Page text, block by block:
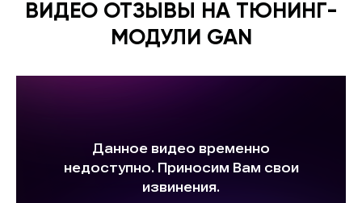
ВИДЕО ОТЗЫВЫ НА ТЮНИНГ-
МОДУЛИ GAN